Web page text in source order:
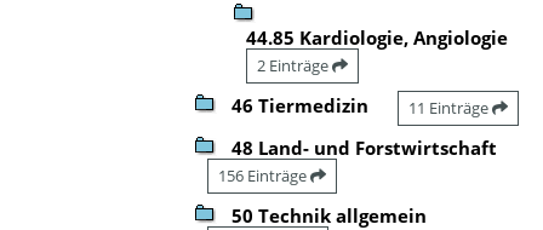
44.85 Kardiologie, Angiologie
2 Einträge
46 Tiermedizin 11 Einträge
48 Land- und Forstwirtschaft
156 Einträge
50 Technik allgemein